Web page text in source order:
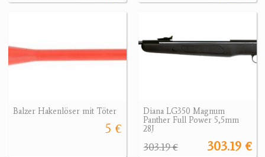
Balzer Hakenlöser mit Töter
5 €
Diana LG350 Magnum
Panther Full Power 5,5mm
28J
303.19 €
303.19 €